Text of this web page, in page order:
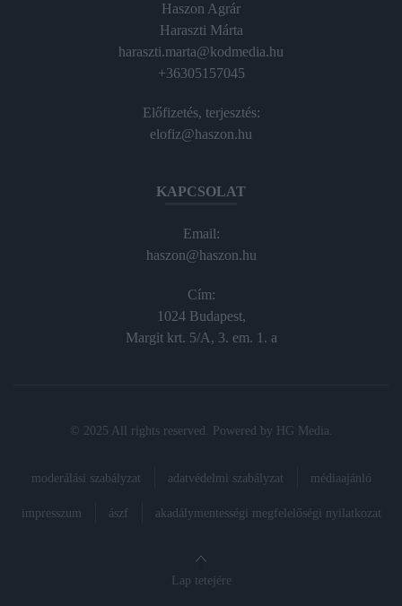
Haszon Agrár
Haraszti Márta
haraszti.marta@kodmedia.hu
+36305157045
Előfizetés, terjesztés:
elofiz@haszon.hu
KAPCSOLAT
Email:
haszon@haszon.hu
Cím:
1024 Budapest,
Margit krt. 5/A, 3. em. 1. a
© 2025 All rights reserved. Powered by HG Media.
moderálási szabályzat adatvédelmi szabályzat médiaajánló
impresszum ászf akadálymentességi megfelelőségi nyilatkozat
Lap tetejére